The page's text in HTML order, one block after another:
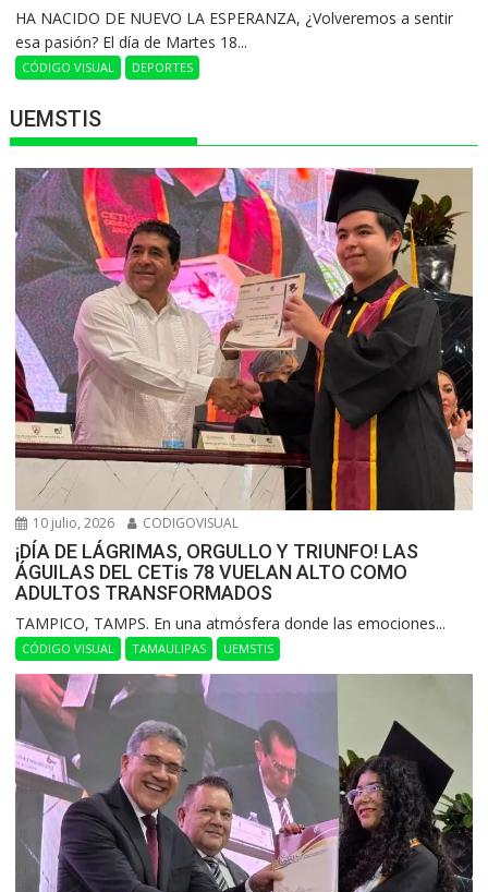
HA NACIDO DE NUEVO LA ESPERANZA, ¿Volveremos a sentir
esa pasión? El día de Martes 18...
CÓDIGO VISUAL DEPORTES
UEMSTIS
10 julio, 2026 CODIGOVISUAL
¡DÍA DE LÁGRIMAS, ORGULLO Y TRIUNFO! LAS
ÁGUILAS DEL CETis 78 VUELAN ALTO COMO
ADULTOS TRANSFORMADOS
​TAMPICO, TAMPS. En una atmósfera donde las emociones...
CÓDIGO VISUAL TAMAULIPAS UEMSTIS